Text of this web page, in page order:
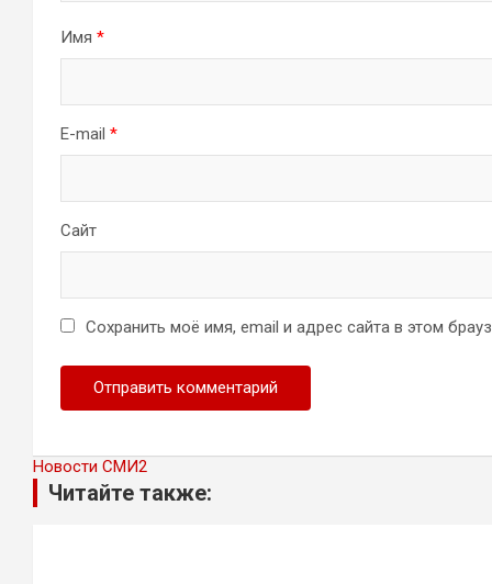
Имя *
E-mail *
Сайт
Сохранить моё имя, email и адрес сайта в этом
Новости СМИ2
Читайте также: